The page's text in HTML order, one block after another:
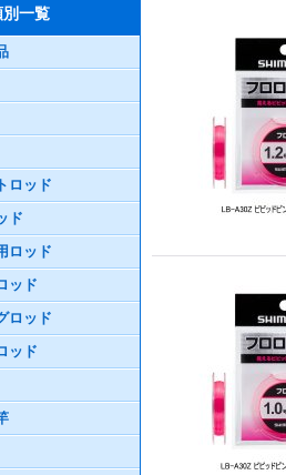
一覧
ロッド
ド
ロッド
ッド
ロッド
ッド